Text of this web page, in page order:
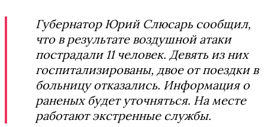
Губернатор Юрий Слюсарь сообщил,
что в результате воздушной атаки
пострадали 11 человек. Девять из них
госпитализированы, двое от поездки в
больницу отказались. Информация о
раненых будет уточняться. На месте
работают экстренные службы.